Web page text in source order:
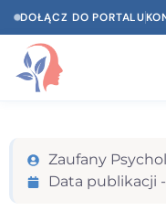
DOŁĄCZ DO PORTALU
GabinetyNOWOŚĆ
Według specjalizacji
Zaufany
Data publikacji -